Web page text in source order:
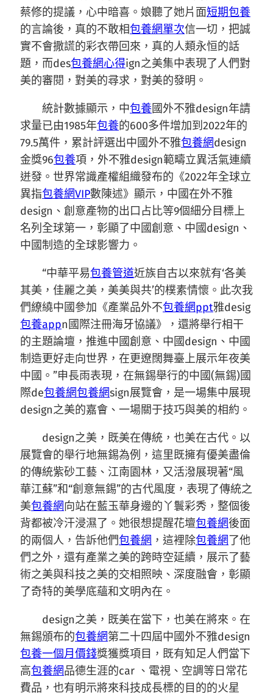
蔡修的提議，心中暗喜。娘聽了她片面短期包養
的言論後，真的不敢相包養網單次信一切，把誠
實不會撒謊的彩衣帶回來，真的人類永恒的話
題，而des包養網心得ign之美集中表現了人們對
美的審閱，對美的尋求，對美的發明。
統計數據顯示，中包養國外不雅design年請
求量已由1985年包養的600多件增加到2022年的
79.5萬件，累計評選出中國外不雅包養網design
金獎96包養項，外不雅design範疇立異活氣連續
迸發。世界常識產權組織發布的《2022年全球立
異指包養網VIP數陳述》顯示，中國在外不雅
design、創意產物的出口占比等9個細分目標上
名列全球第一，彰顯了中國創意、中國design、
中國制造的全球影響力。
“中華平易包養管道近族自古以來就有‘各美
其美，佳麗之美，美美與共’的樸素情懷。此次我
們繚繞中國參加《產業品外不包養網ppt雅desig
包養appn國際注冊海牙協議》，還將舉行相干
的主題論壇，推進中國創意、中國design、中國
制造更好走向世界，在更遼闊舞臺上展示年夜美
中國。”申長雨表現，在無錫舉行的中國(無錫)國
際de包養網包養網sign展覽會，是一場集中展現
design之美的嘉會、一場關于技巧與美的相約。
design之美，既美在傳統，也美在古代。以
展覽會的舉行地無錫為例，這里既擁有優美盡倫
的傳統紫砂工藝、江南園林，又活潑展現著“風
華江蘇”和“創意無錫”的古代風度，表現了傳統之
美包養網向站在藍玉華身邊的丫鬟彩秀，整個後
背都被冷汗浸濕了。她很想提醒花壇包養網後面
的兩個人，告訴他們包養網 ，這裡除包養網了他
們之外，還有產業之美的跨時空延續，展示了藝
術之美與科技之美的交相照映、深度融會，彰顯
了奇特的美學底蘊和文明內在。
design之美，既美在當下，也美在將來。在
無錫頒布的包養網第二十四屆中國外不雅design
包養一個月價錢獎獲獎項目，既有知足人們當下
高包養網品德生涯的car 、電視、空調等日常花
費品，也有明示將來科技成長標的目的的火星